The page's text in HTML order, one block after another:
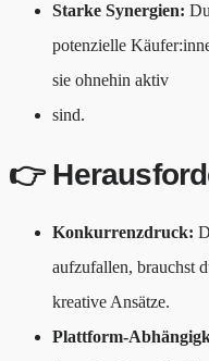
Starke Synergien:
potenzielle
sie ohnehin aktiv
sind.
👉
Konkurrenzdruck:
aufzufallen, brauchst
kreative Ansätze.
Plattform-